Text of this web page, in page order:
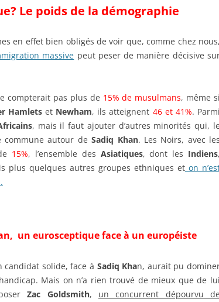
Le poids de la démographie
en effet bien obligés de voir que, comme chez nous,
massive peut peser de manière décisive
compterait pas plus de 15% de musulmans, même si
Hamletset Newham, ils atteignent 46 et 41%. Parmi
, mais il faut ajouter d’autres minorités qui, le
commune autour deSadiq Khan. Les Noirs, avec les
15%, l’ensemble des Asiatiques, dont les Indiens,
plus quelques autres groupes ethniques et on
un eurosceptique face à un européiste
candidat solide, face à Sadiq Khan, aurait pu
Mais on n’a rien trouvé de mieux que de lui
Zac Goldsmith, un concurrent dépourvu de